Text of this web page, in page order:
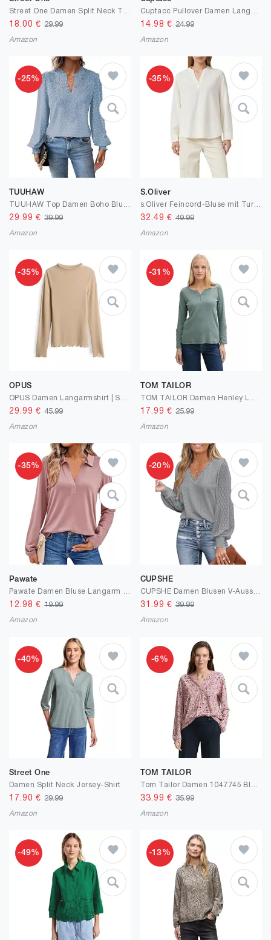
18.00 €29.99
Amazon
14.98 € 24.99
Amazon
-25%
TUUHAW
29.99 €39.99
Amazon
-35%
S.Oliver
s.Oliver Feincord-Bluse mit Turn-up und Raffung am Rücken
32.49 € 49.99
Amazon
-35%
OPUS
29.99 €45.99
Amazon
-31%
TOM TAILOR
17.99 € 25.99
Amazon
-35%
Pawate
12.98 €19.99
Amazon
-20%
CUPSHE
CUPSHE Damen Blusen V-Ausschnitt Spitzen Wellenkante Puffärmel Langarmshirt Lässige Lace Oberteile Tunika Bluse Tops
31.99 € 39.99
Amazon
-40%
Street One
Damen Split Neck Jersey-Shirt
17.90 €29.99
Amazon
-6%
TOM TAILOR
33.99 € 35.99
Amazon
-49% -13%